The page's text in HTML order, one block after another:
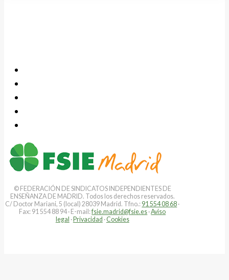
© FEDERACIÓN DE SINDICATOS INDEPENDIENTES DE
ENSEÑANZA DE MADRID. Todos los derechos reservados.
C/ Doctor Mariani, 5 (local) 28039 Madrid. Tfno.: 91 554 08 68 ·
Fax: 91 554 88 94 · E-mail:fsie.madrid@fsie.es ·Aviso
legal ·Privacidad · Cookies